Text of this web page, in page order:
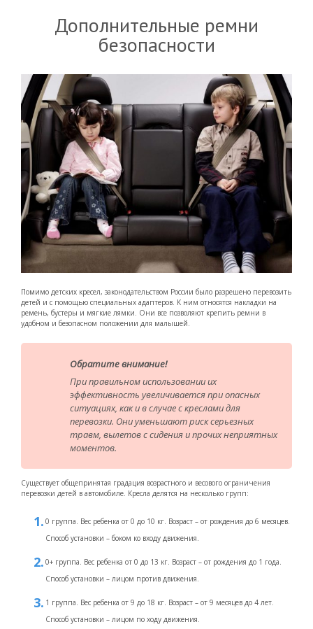
Дополнительные ремни
безопасности
Помимо детских кресел, законодательством России было разрешено перевозить
детей и с помощью специальных адаптеров. К ним относятся накладки на
ремень, бустеры и мягкие лямки. Они все позволяют крепить ремни в
удобном и безопасном положении для малышей.
Обратите внимание!
При правильном использовании их
эффективность увеличивается при опасных
ситуациях, как и в случае с креслами для
перевозки. Они уменьшают риск серьезных
травм, вылетов с сидения и прочих неприятных
моментов.
Существует общепринятая градация возрастного и весового ограничения
перевозки детей в автомобиле. Кресла делятся на несколько групп:
0 группа. Вес ребенка от 0 до 10 кг. Возраст – от рождения до 6 месяцев.
Способ установки – боком ко входу движения.
0+ группа. Вес ребенка от 0 до 13 кг. Возраст – от рождения до 1 года.
Способ установки – лицом против движения.
1 группа. Вес ребенка от 9 до 18 кг. Возраст – от 9 месяцев до 4 лет.
Способ установки – лицом по ходу движения.